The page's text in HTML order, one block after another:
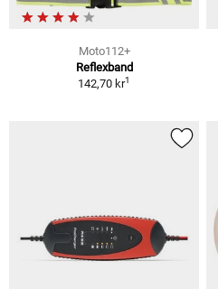
Moto112+
Reflexband
142,70 kr1